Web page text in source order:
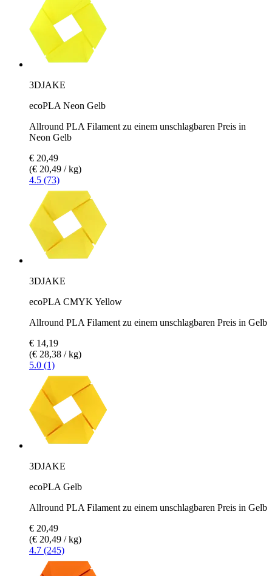
3DJAKE
ecoPLA Neon Gelb
Allround PLA Filament zu einem unschlagbaren Preis in
Neon Gelb
€ 20,49
(€ 20,49 / kg)
4.5 (73)
3DJAKE
ecoPLA CMYK Yellow
Allround PLA Filament zu einem unschlagbaren Preis in Gelb
€ 14,19
(€ 28,38 / kg)
5.0 (1)
3DJAKE
ecoPLA Gelb
Allround PLA Filament zu einem unschlagbaren Preis in Gelb
€ 20,49
(€ 20,49 / kg)
4.7 (245)